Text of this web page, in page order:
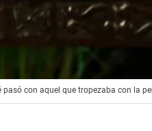
con aquel que tropezaba con la